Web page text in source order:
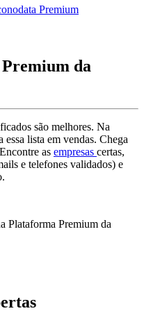
Premium
da
são melhores. Na
lista em vendas. Chega
as empresas certas,
e telefones validados) e
Plataforma Premium da